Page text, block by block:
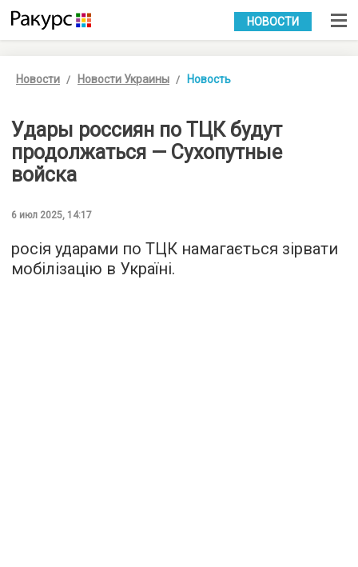
УКР РУС
НОВОСТИ
Новости Новости Украины Новость
Удары россиян по ТЦК будут
продолжаться — Сухопутные
войска
6 июл 2025, 14:17
росія ударами по ТЦК намагається зірвати
мобілізацію в Україні.